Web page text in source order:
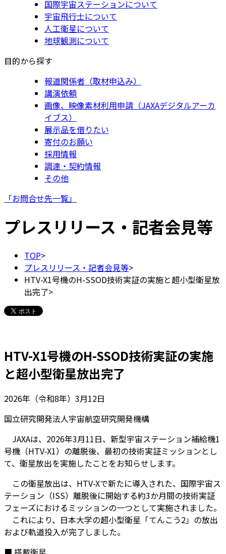
国際宇宙ステーションについて
宇宙飛行士について
人工衛星について
地球観測について
目的から探す
報道関係者（取材申込み）
講演依頼
画像、映像素材利用申請（JAXAデジタルアーカ
イブス）
展示品を借りたい
寄付のお願い
採用情報
調達・契約情報
その他
「お問合せ先一覧」
プレスリリース・記者会見等
TOP>
プレスリリース・記者会見等>
HTV-X1号機のH-SSOD技術実証の実施と超小型衛星放
出完了>
HTV-X1号機のH-SSOD技術実証の実施
と超小型衛星放出完了
2026年（令和8年）3月12日
国立研究開発法人宇宙航空研究開発機構
JAXAは、2026年3月11日、新型宇宙ステーション補給機1
号機（HTV-X1）の離脱後、最初の技術実証ミッションとし
て、衛星放出を実施したことをお知らせします。
この衛星放出は、HTV-Xで新たに導入された、国際宇宙ス
テーション（ISS）離脱後に開始する約3か月間の技術実証
フェーズにおけるミッションの一つとして実施されました。
これにより、日本大学の超小型衛星「てんこう2」の放出
および軌道投入が完了しました。